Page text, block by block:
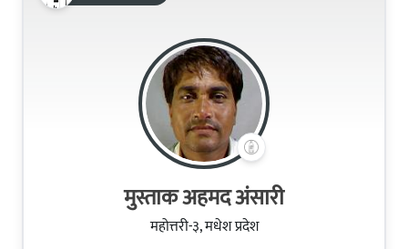
मुस्ताक अहमद अंसारी
महोत्तरी-३, मधेश प्रदेश